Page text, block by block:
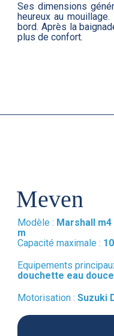
Ses dimensions
heureux au
bord. Après la
plus de confort.
Meven
Modèle : Marshall
m
Capacité maximale :
Equipements
douchette eau douce
Motorisation : Suzuki